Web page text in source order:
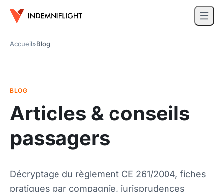
Accueil»Blog
BLOG
Articles & conseils
passagers
Décryptage du règlement CE 261/2004, fiches
pratiques par compagnie, jurisprudences